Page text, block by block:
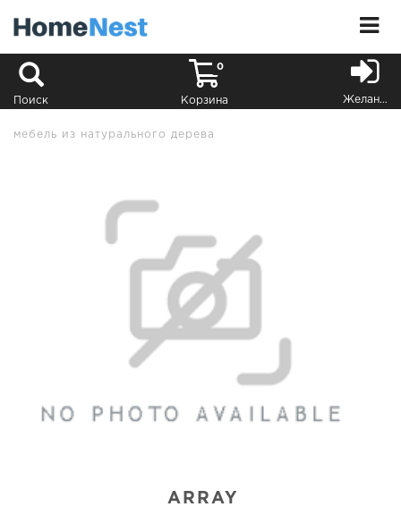
Поиск
0
Корзина Желания
мебель из натурального дерева
ARRAY